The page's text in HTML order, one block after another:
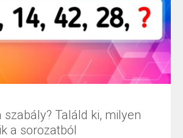
szabály? Találd ki, milyen
a sorozatból